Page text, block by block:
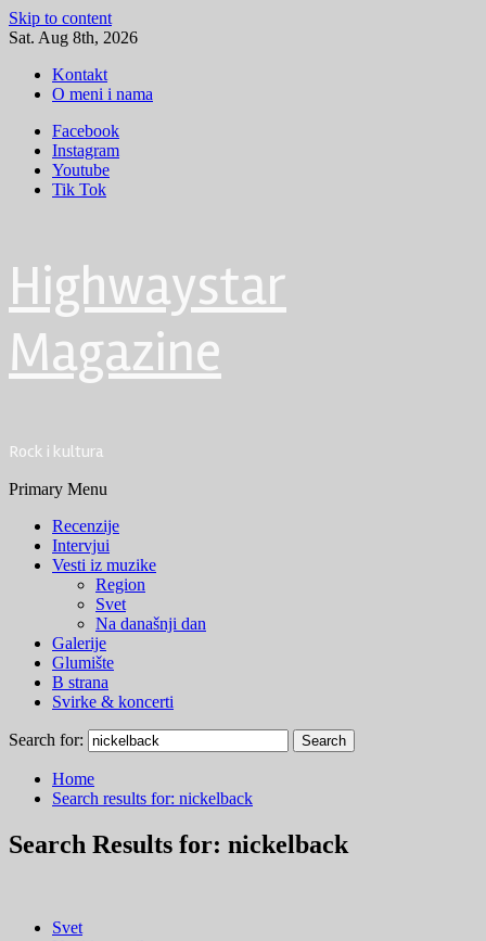
Skip to content
Sat. Aug 8th, 2026
Kontakt
O meni i nama
Facebook
Instagram
Youtube
Tik Tok
Highwaystar
Magazine
Rock i kultura
Primary Menu
Recenzije
Intervjui
Vesti iz muzike
Region
Svet
Na današnji dan
Galerije
Glumište
B strana
Svirke & koncerti
Search for:
Home
Search results for: nickelback
Search Results for: nickelback
Svet